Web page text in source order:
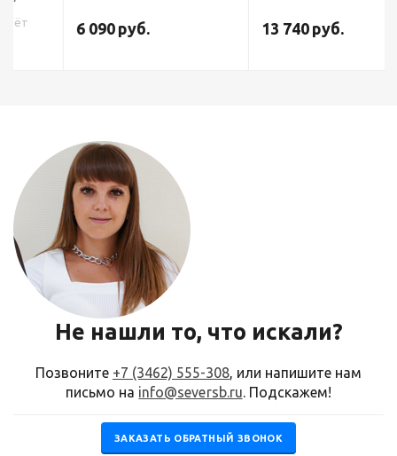
руб. руб.
Не нашли то, что искали?
Позвоните +7 (3462) 555-308, или напишите нам
письмо на info@seversb.ru. Подскажем!
ЗАКАЗАТЬ ОБРАТНЫЙ ЗВОНОК